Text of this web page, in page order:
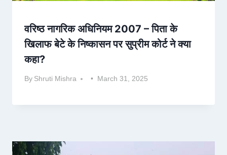
वरिष्ठ नागरिक अधिनियम 2007 – पिता के
खिलाफ बेटे के निष्कासन पर सुप्रीम कोर्ट ने क्या
कहा?
By Shruti Mishra March 31, 2025